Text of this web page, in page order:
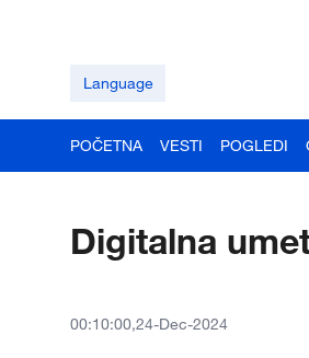
Language
POČETNA VESTI POGLEDI
Digitalna
00:10:00,24-Dec-2024